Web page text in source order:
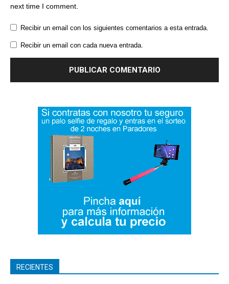
next time I comment.
Recibir un email con los siguientes comentarios a esta entrada.
Recibir un email con cada nueva entrada.
RECIENTES